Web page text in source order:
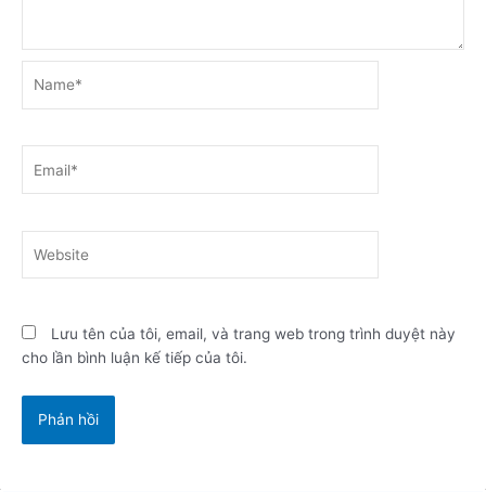
Lưu tên của tôi, email, và trang web trong trình duyệt này
cho lần bình luận kế tiếp của tôi.